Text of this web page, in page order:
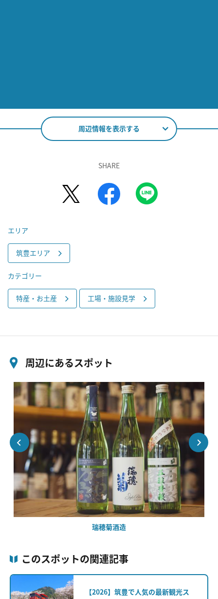
周辺情報を表示する
SHARE
エリア
筑豊エリア
カテゴリー
特産・お土産 工場・施設見学
周辺にあるスポット
瑞穂菊酒造
このスポットの関連記事
【2026】筑豊で人気の最新観光ス